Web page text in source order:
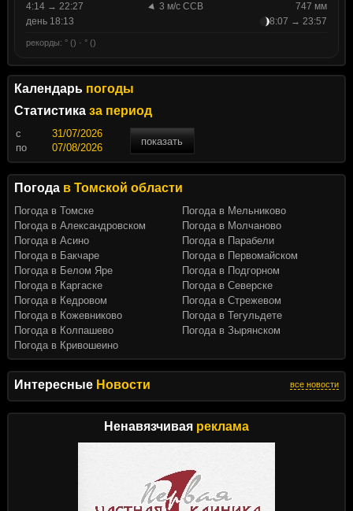
Интересные Новости все новости
Ненавязчивая реклама
4:14 → 22:27
3 м/с ССВ
747 мм
день 18:13
8:07 → 23:57
рекорды: ° () · ° ()
Календарь погоды
Статистика за период
c
показать
по
Погода в Томской области
Погода в Томске
Погода в Александровском
Погода в Асино
Погода в Бакчаре
Погода в Белом Яре
Погода в Каргаске
Погода в Кедровом
Погода в Кожевниково
Погода в Колпашево
Погода в Кривошеино
Погода в Мельниково
Погода в Молчаново
Погода в Парабели
Погода в Первомайском
Погода в Подгорном
Погода в Северске
Погода в Стрежевом
Погода в Тегульдете
Погода в Зырянском